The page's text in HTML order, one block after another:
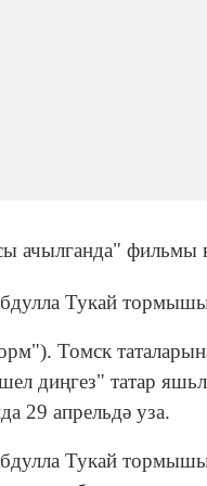
ачылганда" фильмы
Тукай
Томск
диңгез" татар
29 апрельдә уза.
Тукай